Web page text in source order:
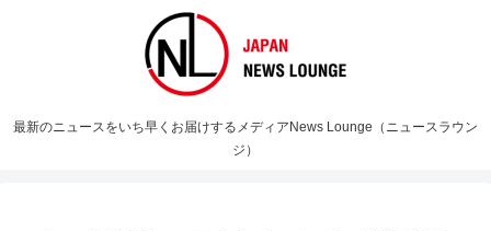
最新のニュースをいち早くお届けするメディアNews Lounge（ニュースラウン
ジ）